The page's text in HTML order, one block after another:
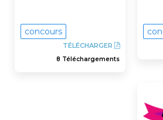
concours
TÉLÉCHARGER
8 Téléchargements